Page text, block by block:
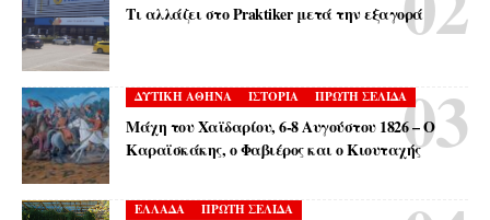
Τι αλλάζει στο Praktiker μετά την εξαγορά
ΔΥΤΙΚΗ ΑΘΗΝΑ ΙΣΤΟΡΙΑ ΠΡΩΤΗ ΣΕΛΙΔΑ
Μάχη του Χαϊδαρίου, 6-8 Αυγούστου 1826 – Ο
Καραϊσκάκης, ο Φαβιέρος και ο Κιουταχής
ΕΛΛΑΔΑ ΠΡΩΤΗ ΣΕΛΙΔΑ